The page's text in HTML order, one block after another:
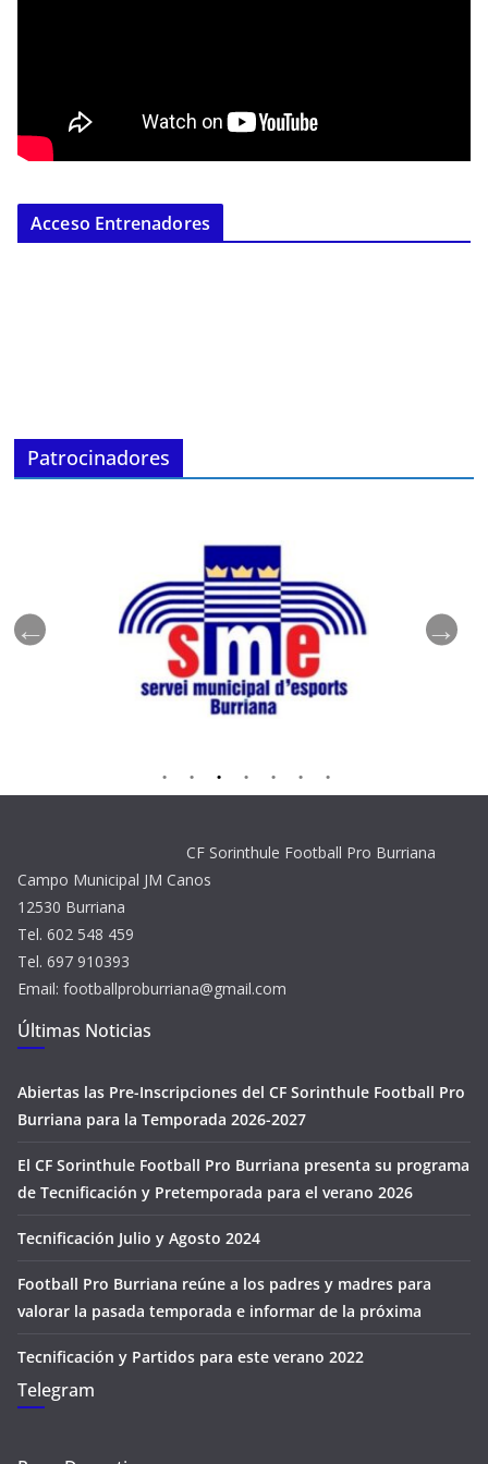
Acceso Entrenadores
Patrocinadores
CF Sorinthule Football Pro Burriana
Campo Municipal JM Canos
12530 Burriana
Tel. 602 548 459
Tel. 697 910393
Email: footballproburriana@gmail.com
Últimas Noticias
Abiertas las Pre-Inscripciones del CF Sorinthule Football Pro
Burriana para la Temporada 2026-2027
El CF Sorinthule Football Pro Burriana presenta su programa
de Tecnificación y Pretemporada para el verano 2026
Tecnificación Julio y Agosto 2024
Football Pro Burriana reúne a los padres y madres para
valorar la pasada temporada e informar de la próxima
Tecnificación y Partidos para este verano 2022
Telegram